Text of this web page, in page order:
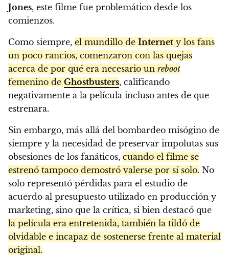
Jones, este filme fue problemático desde los
comienzos.
Como siempre, el mundillo de Internet y los fans
un poco rancios, comenzaron con las quejas
acerca de por qué era necesario un reboot
femenino de Ghostbusters, calificando
negativamente a la película incluso antes de que
estrenara.
Sin embargo, más allá del bombardeo misógino de
siempre y la necesidad de preservar impolutas sus
obsesiones de los fanáticos, cuando el filme se
estrenó tampoco demostró valerse por sí solo. No
solo representó pérdidas para el estudio de
acuerdo al presupuesto utilizado en producción y
marketing, sino que la crítica, si bien destacó que
la película era entretenida, también la tildó de
olvidable e incapaz de sostenerse frente al material
original.